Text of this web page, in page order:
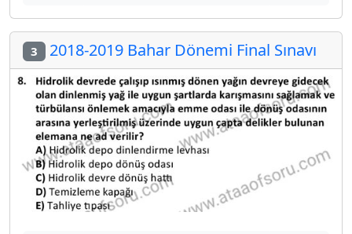
3 2018-2019 Bahar Dönemi Final Sınavı